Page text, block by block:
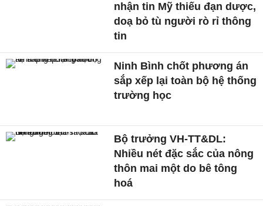
nhận tin Mỹ thiếu đạn dược,
doạ bỏ tù người rò rỉ thông
tin
Ninh Bình chốt phương án
sắp xếp lại toàn bộ hệ thống
trường học
Bộ trưởng VH-TT&DL:
Nhiều nét đặc sắc của nông
thôn mai một do bê tông
hoá